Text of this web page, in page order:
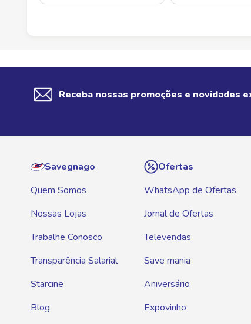
Receba nossas promoções e novidades
Savegnago
Quem Somos
Nossas Lojas
Trabalhe Conosco
Transparência Salarial
Starcine
Blog
Ofertas
WhatsApp de Ofertas
Jornal de Ofertas
Televendas
Save mania
Aniversário
Expovinho